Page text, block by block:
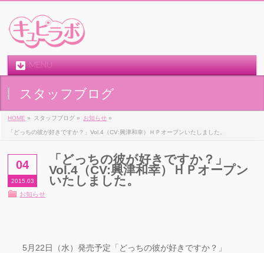
MENU
スタッフブログ
HOME » スタッフブログ » お知らせ »
「どっちの彼が好きですか？」Vol.4（CV:興津和幸）ＨＰオープンいたしました。
04
2015.03
「どっちの彼が好きですか？」
Vol.4（CV:興津和幸）ＨＰオープン
いたしました。
お知らせ
5月22日（水）発売予定「どっちの彼が好きですか？」